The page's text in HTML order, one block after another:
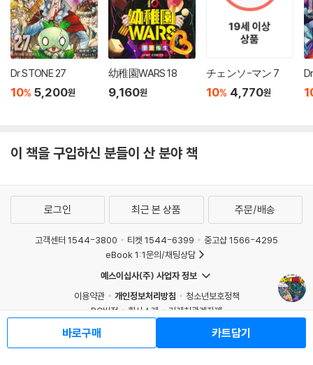
Dr.STONE 27
10% 5,200원
幼稚園WARS 18
9,160원
チェンソ-マン 7
10% 4,770원
이 책을 구입하신 분들이 산 분야 책
바로구매 카트담기
로그인 최근 본 상품 주문/배송
고객센터 1544-3800 티켓 1544-6399
중고샵 1566-4295
eBook 1:1문의/채팅상담
예스이십사(주) 사업자 정보
이용약관
개인정보처리방침
청소년보호정책
PC버전
회사소개
거래처관계자께